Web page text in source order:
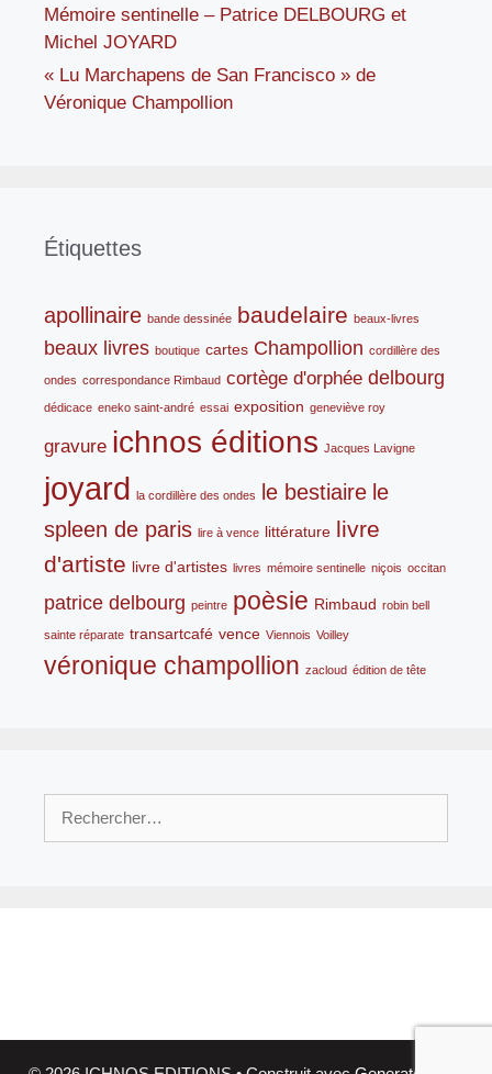
Mémoire sentinelle – Patrice DELBOURG et
Michel JOYARD
« Lu Marchapens de San Francisco » de
Véronique Champollion
Étiquettes
apollinaire bande dessinée baudelaire beaux-livres
beaux livres boutique cartes Champollion cordillère des
ondes correspondance Rimbaud cortège d'orphée delbourg
dédicace eneko saint-andré essai exposition geneviève roy
gravure ichnos éditions Jacques Lavigne
joyard la cordillère des ondes le bestiaire le
spleen de paris lire à vence littérature livre
d'artiste livre d'artistes livres mémoire sentinelle niçois occitan
patrice delbourg peintre poèsie Rimbaud robin bell
sainte réparate transartcafé vence Viennois Voilley
véronique champollion zacloud édition de tête
Rechercher :